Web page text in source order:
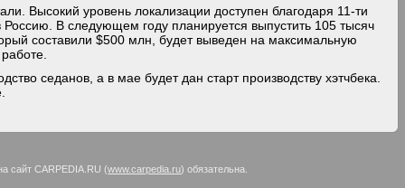
Высокий уровень локализации доступен благодаря 11-ти
В следующем году планируется выпустить 105 тысяч
составили $500 млн, будет выведен на максимальную
седанов, а в мае будет дан старт производству хэтчбека.
сайт CARPEDIA.RU (www.carpedia.ru) обязательна.